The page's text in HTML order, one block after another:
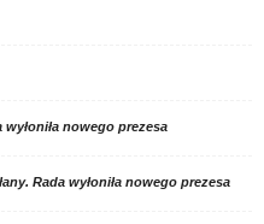
nowego prezesa
Rada wyłoniła nowego prezesa